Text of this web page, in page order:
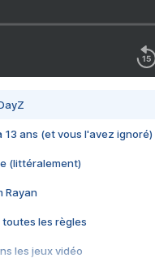
13 ans (et vous l'avez ignoré)
(littéralement)
Rayan
toutes les règles
les jeux vidéo